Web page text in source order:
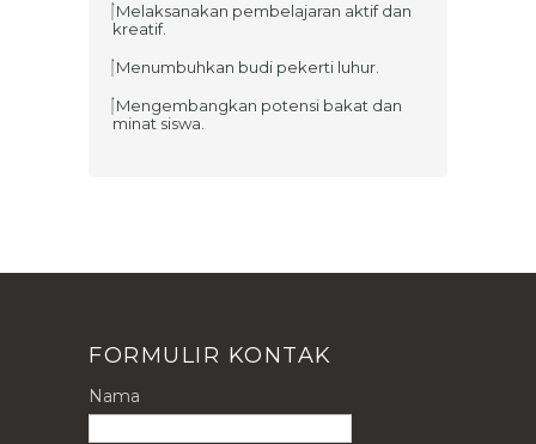
Melaksanakan pembelajaran aktif dan
kreatif.
Menumbuhkan budi pekerti luhur.
Mengembangkan potensi bakat dan
minat siswa.
FORMULIR KONTAK
Nama